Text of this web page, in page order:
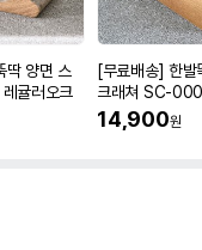
딱 양면 스
귤러오크
[무료배송] 한발
크래쳐 SC-
14,900원